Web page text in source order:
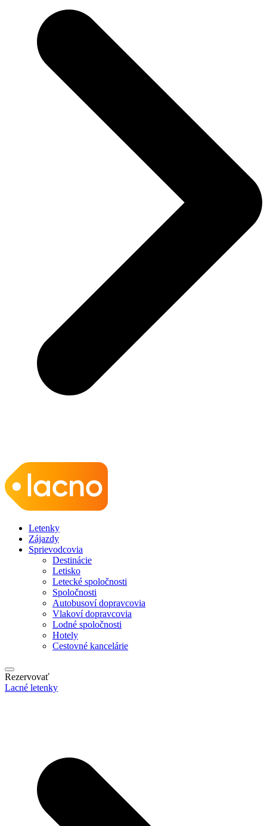
Letenky
Zájazdy
Sprievodcovia
Destinácie
Letisko
Letecké spoločnosti
Spoločnosti
Autobusoví dopravcovia
Vlakoví dopravcovia
Lodné spoločnosti
Hotely
Cestovné kancelárie
Rezervovať
Lacné letenky